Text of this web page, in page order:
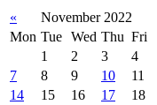
« November 2022
Mon Tue Wed Thu Fri
1
2 3 4
7
8 9 10 11
14
15 16 17 18